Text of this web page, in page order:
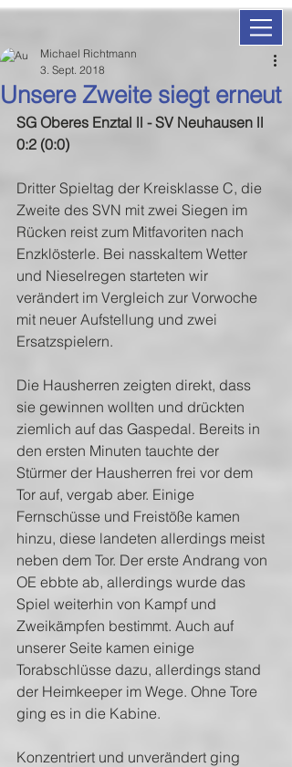
Unsere Zweite siegt erneut
Michael Richtmann
3. Sept. 2018
SG Oberes Enztal ll - SV Neuhausen ll
0:2 (0:0)
Dritter Spieltag der Kreisklasse C, die
Zweite des SVN mit zwei Siegen im
Rücken reist zum Mitfavoriten nach
Enzklösterle. Bei nasskaltem Wetter
und Nieselregen starteten wir
verändert im Vergleich zur Vorwoche
mit neuer Aufstellung und zwei
Ersatzspielern.
Die Hausherren zeigten direkt, dass
sie gewinnen wollten und drückten
ziemlich auf das Gaspedal. Bereits in
den ersten Minuten tauchte der
Stürmer der Hausherren frei vor dem
Tor auf, vergab aber. Einige
Fernschüsse und Freistöße kamen
hinzu, diese landeten allerdings meist
neben dem Tor. Der erste Andrang von
OE ebbte ab, allerdings wurde das
Spiel weiterhin von Kampf und
Zweikämpfen bestimmt. Auch auf
unserer Seite kamen einige
Torabschlüsse dazu, allerdings stand
der Heimkeeper im Wege. Ohne Tore
ging es in die Kabine.
Konzentriert und unverändert ging